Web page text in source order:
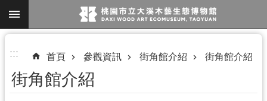
跳到主要內容區塊
階
搜
尋
::: 首頁 參觀資訊 街角館介紹 街角館介紹
街角館介紹